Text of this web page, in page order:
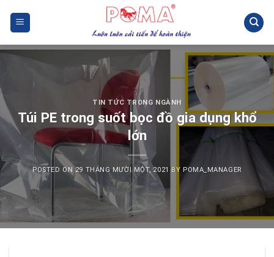
TIN TỨC TRONG NGÀNH
Túi PE trong suốt bọc đồ gia dụng khổ
lớn
POSTED ON29 THÁNG MƯỜI MỘT, 2021 BY POMA_MANAGER